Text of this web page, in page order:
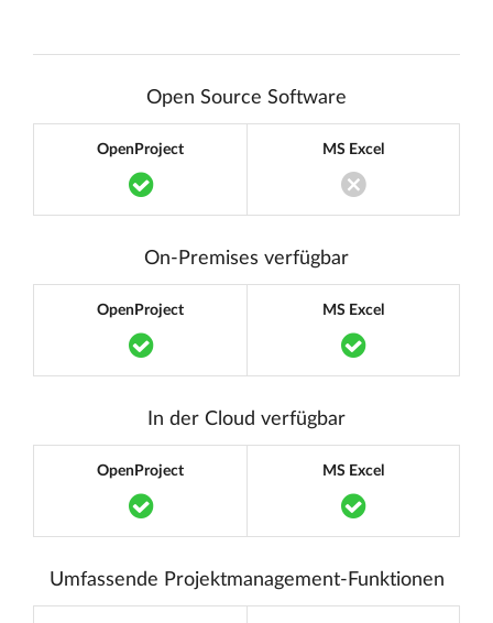
Open Source Software
OpenProject
Translation missing:
MS Excel
Translation
On-Premises verfügbar
OpenProject
Translation missing:
MS Excel
In der Cloud verfügbar
OpenProject
Translation missing:
MS Excel
Umfassende Projektmanagement-Funktionen